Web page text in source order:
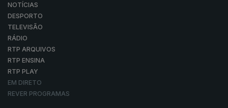
NOTÍCIAS
DESPORTO
TELEVISÃO
RÁDIO
RTP ARQUIVOS
RTP ENSINA
RTP PLAY
EM DIRETO
REVER PROGRAMAS